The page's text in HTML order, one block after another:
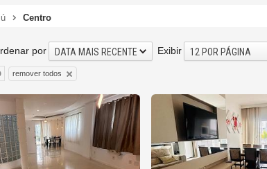
Centro
Exibir 12 POR PÁGINA
por DATA MAIS RECENTE
remover todos